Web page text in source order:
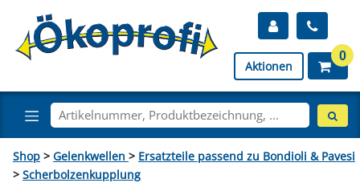
Aktionen
0
Shop > Gelenkwellen > Ersatzteile passend zu Bondioli & Pavesi
> Scherbolzenkupplung